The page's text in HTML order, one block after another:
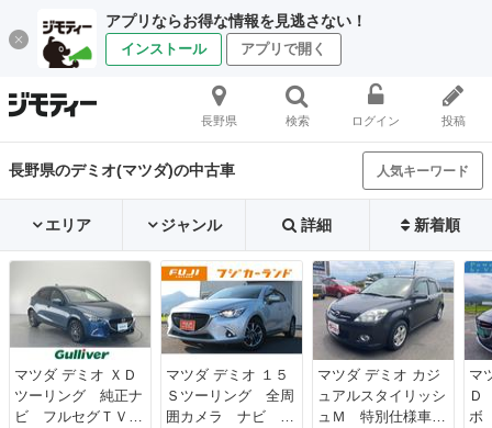
アプリならお得な情報を見逃さない！
インストール アプリで開く
長野県 検索 ログイン 投稿
長野県のデミオ(マツダ)の中古車 人気キーワード
エリア ジャンル 詳細 新着順
マツダ デミオ ＸＤ
ツーリング 純正ナ
ビ フルセグＴＶ
マツダ デミオ １５
Ｓツーリング 全周
囲カメラ ナビ フ
マツダ デミオ カジ
ュアルスタイリッシ
ュＭ 特別仕様車
マ
Ｄ
ボ